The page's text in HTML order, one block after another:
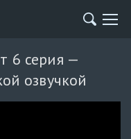
6 серия —
озвучкой